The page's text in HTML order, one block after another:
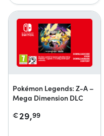
Pokémon Legends: Z-A –
Mega Dimension DLC
€29,99